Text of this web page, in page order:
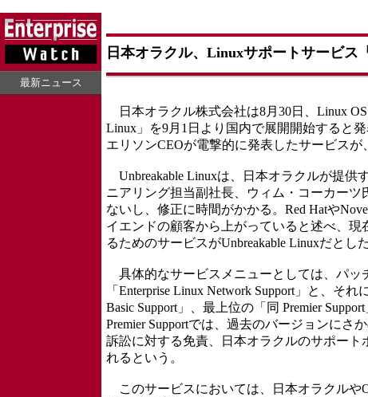
最新ニュース
日本オラクル、Linuxサポートサービス
日本オラクル株式会社は8月30日、Linux
Linux」を9月1日より国内で展開開始すると
エリソンCEOが電撃的に発表したサービスが
Unbreakable Linuxは、日本オラクルが提供
ニアリング担当副社長、ウィム・コーカー
ないし、修正に時間がかかる。Red Hatや
イエンドの顧客から上がっていると述べ、
るためのサービスがUnbreakable Linuxだとした
具体的なサービスメニューとしては、パッ
「Enterprise Linux Network Support」と、そ
Basic Support」、最上位の「同 Premier
Premier Supportでは、過去のバージョンに
訴訟に対する免責、日本オラクルのサポー
れるという。
このサービスにおいては、日本オラクルや